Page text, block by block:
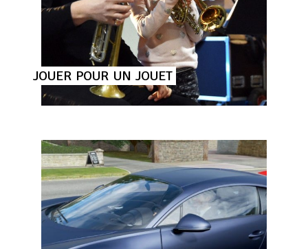
JOUER POUR UN JOUET